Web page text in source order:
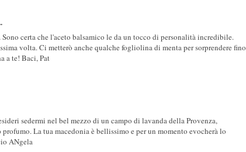
certa che l'aceto balsamico le da un tocco di personalità incredibile.
volta. Ci metterò anche qualche fogliolina di menta per sorprendere fino
a te! Baci, Pat
sedermi nel bel mezzo di un campo di lavanda della Provenza,
La tua macedonia è bellissimo e per un momento evocherà lo
ANgela